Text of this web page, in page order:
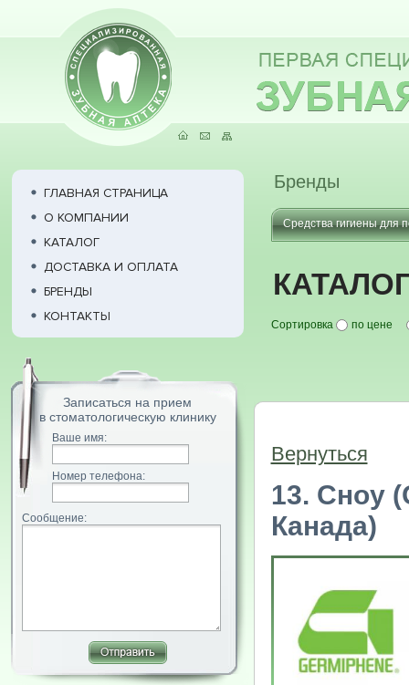
ГЛАВНАЯ СТРАНИЦА
О КОМПАНИИ
КАТАЛОГ
ДОСТАВКА И ОПЛАТА
БРЕНДЫ
КОНТАКТЫ
Записаться на прием
в стоматологическую клинику
Ваше имя:
Номер телефона:
Сообщение:
Бренды
Средства гигиены для
Сортировка по цене
Вернуться
13. Сноу
Канада)